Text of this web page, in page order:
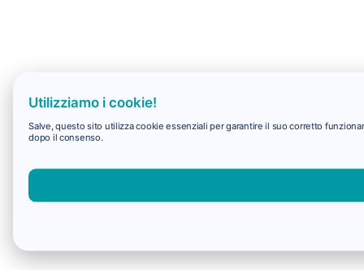
Utilizziamo i cookie!
Salve, questo sito utilizza cookie essenziali per garantire il suo corretto
dopo il consenso.